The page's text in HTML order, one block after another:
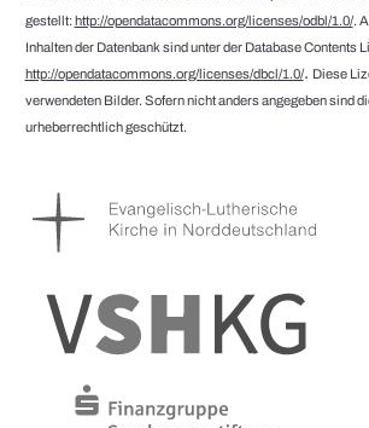
gestellt:http://opendatacommons.org/licenses/odbl/1.0/.
Inhalten der Datenbank sind unter der Database Contents
http://opendatacommons.org/licenses/dbcl/1.0/. Diese
verwendeten Bilder. Sofern nicht anders angegeben sind
urheberrechtlich geschützt.